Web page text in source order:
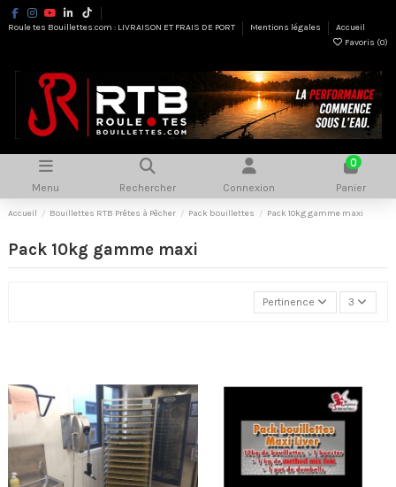
Roule tes Bouillettes.com : LIVRAISON ET FRAIS DE PORT Mentions légales
Accueil
Favoris (0)
Menu Rechercher Connexion
0
Panier
Accueil Bouillettes RTB Prêtes à Pêcher Pack bouillettes Pack 10kg gamme maxi
Pack 10kg gamme maxi
Pertinence 3